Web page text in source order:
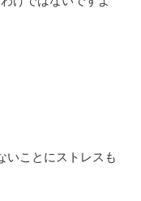
いことにストレスも